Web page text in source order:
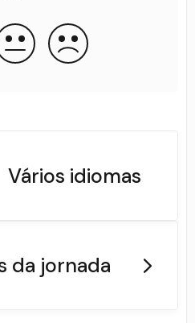
Vários idiomas
da jornada